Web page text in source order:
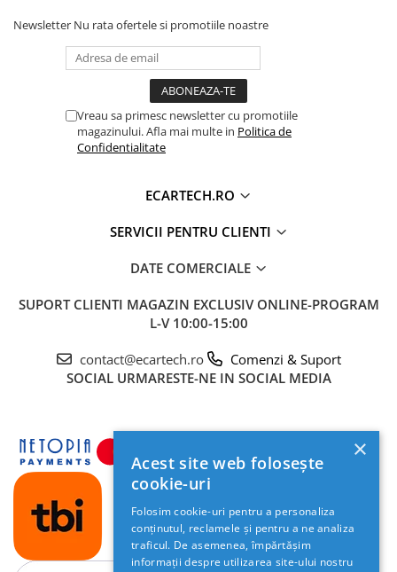
Newsletter Nu rata ofertele si promotiile noastre
Vreau sa primesc newsletter cu promotiile
magazinului. Afla mai multe in Politica de
Confidentialitate
ECARTECH.RO
SERVICII PENTRU CLIENTI
DATE COMERCIALE
SUPORT CLIENTI MAGAZIN EXCLUSIV ONLINE-PROGRAM
L-V 10:00-15:00
contact@ecartech.ro
Comenzi & Suport
SOCIAL URMARESTE-NE IN SOCIAL MEDIA
×
Acest site web folosește
cookie-uri
Folosim cookie-uri pentru a personaliza
conținutul, reclamele și pentru a ne analiza
traficul. De asemenea, împărtășim
informații despre utilizarea site-ului nostru